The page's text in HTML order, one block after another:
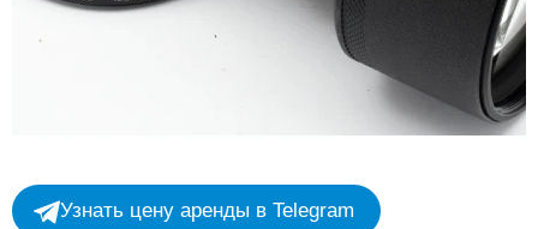
Узнать цену аренды в Telegram